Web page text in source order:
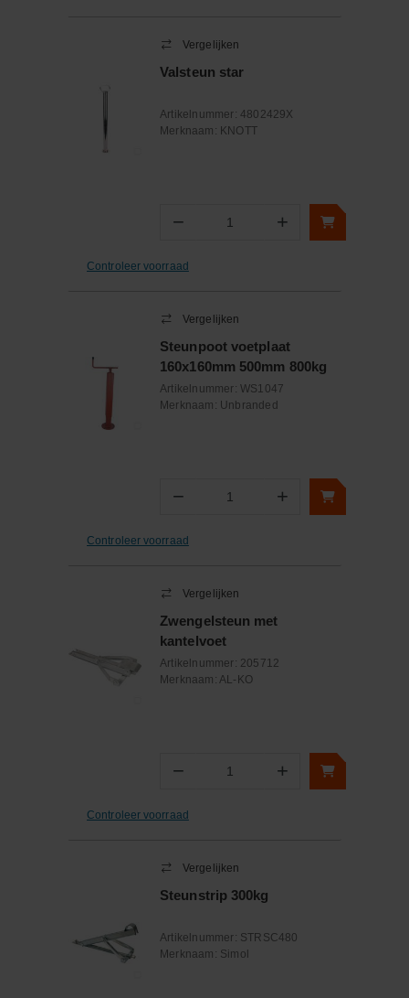
Vergelijken
Valsteun star
Artikelnummer: 4802429X
Merknaam: KNOTT
− Aantal +
Controleer voorraad
Vergelijken
Steunpoot voetplaat
160x160mm 500mm 800kg
Artikelnummer: WS1047
Merknaam: Unbranded
− Aantal +
Controleer voorraad
Vergelijken
Zwengelsteun met
kantelvoet
Artikelnummer: 205712
Merknaam: AL-KO
− Aantal +
Controleer voorraad
Vergelijken
Steunstrip 300kg
Artikelnummer: STRSC480
Merknaam: Simol